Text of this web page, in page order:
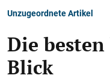
Unzugeordnete Artikel
Die
Blick